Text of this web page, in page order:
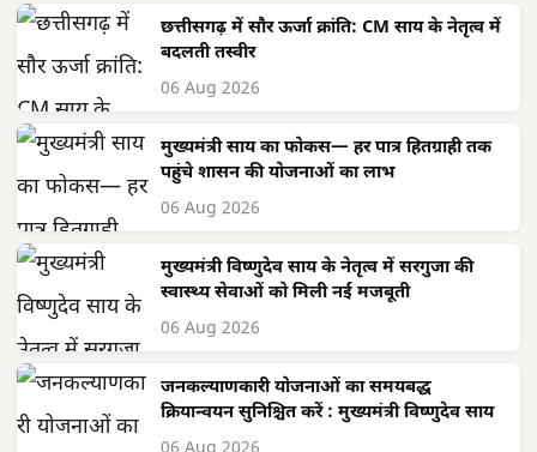
छत्तीसगढ़ में सौर ऊर्जा क्रांति: CM साय के नेतृत्व में
बदलती तस्वीर
06 Aug 2026
मुख्यमंत्री साय का फोकस— हर पात्र हितग्राही तक
पहुंचे शासन की योजनाओं का लाभ
06 Aug 2026
मुख्यमंत्री विष्णुदेव साय के नेतृत्व में सरगुजा की
स्वास्थ्य सेवाओं को मिली नई मजबूती
06 Aug 2026
जनकल्याणकारी योजनाओं का समयबद्ध
क्रियान्वयन सुनिश्चित करें : मुख्यमंत्री विष्णुदेव साय